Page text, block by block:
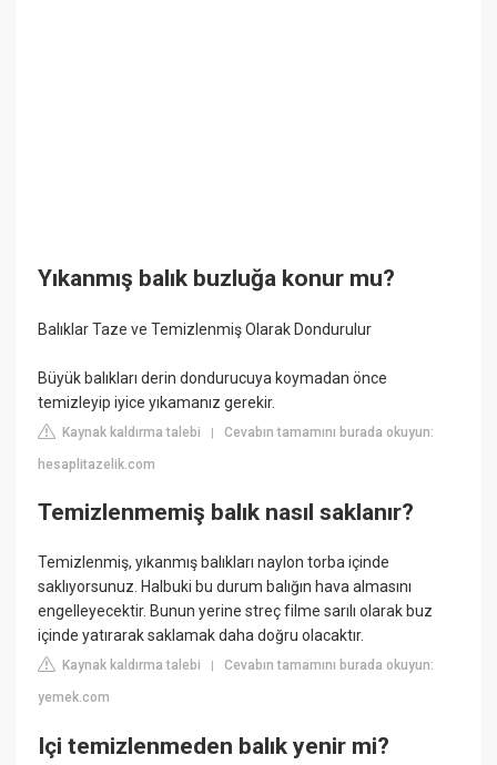
Yıkanmış balık buzluğa konur mu?
Balıklar Taze ve Temizlenmiş Olarak Dondurulur
Büyük balıkları derin dondurucuya koymadan önce
temizleyip iyice yıkamanız gerekir.
Kaynak kaldırma talebi |Cevabın tamamını burada okuyun:
hesaplitazelik.com
Temizlenmemiş balık nasıl saklanır?
Temizlenmiş, yıkanmış balıkları naylon torba içinde
saklıyorsunuz. Halbuki bu durum balığın hava almasını
engelleyecektir. Bunun yerine streç filme sarılı olarak buz
içinde yatırarak saklamak daha doğru olacaktır.
Kaynak kaldırma talebi |Cevabın tamamını burada okuyun:
yemek.com
Içi temizlenmeden balık yenir mi?